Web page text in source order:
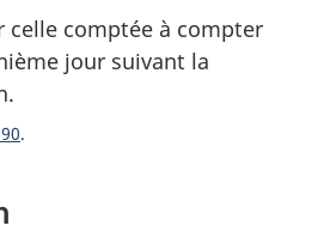
celle comptée à compter
jour suivant la